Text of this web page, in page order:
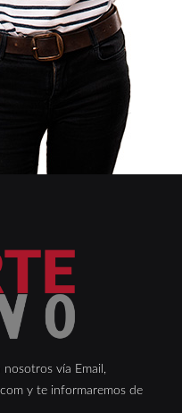
vía Email,
y te informaremos de